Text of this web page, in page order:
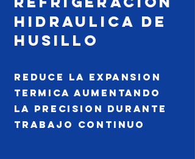
hidraulica de
husillo
Reduce la expansion
termica aumentando
la precision durante
trabajo continuo